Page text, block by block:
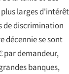
larges d'intérêt
de discrimination
décennie se sont
par demandeur,
banques,